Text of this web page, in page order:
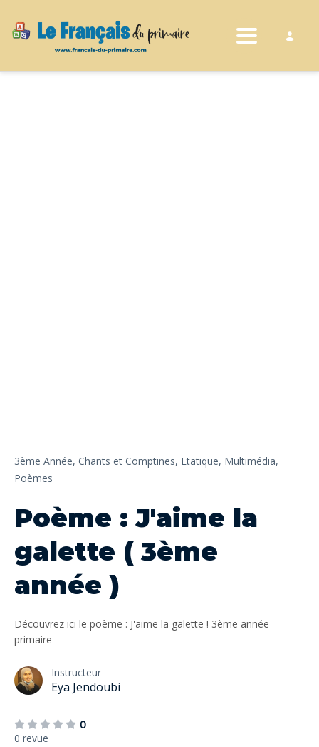
Toggle
3ème Année, Chants et Comptines, Etatique, Multimédia,
Poèmes
Poème : J'aime la
galette ( 3ème
année )
Découvrez ici le poème : J'aime la galette ! 3ème année
primaire
Instructeur
Eya Jendoubi
0
0 revue